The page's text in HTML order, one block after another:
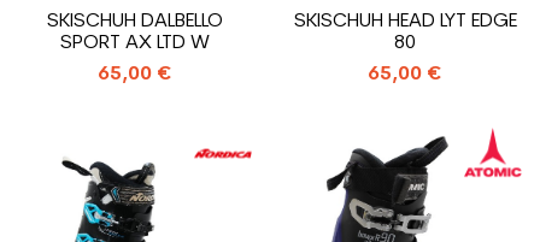
SKISCHUH DALBELLO
SPORT AX LTD W
65,00 €
SKISCHUH HEAD LYT EDGE
80
65,00 €